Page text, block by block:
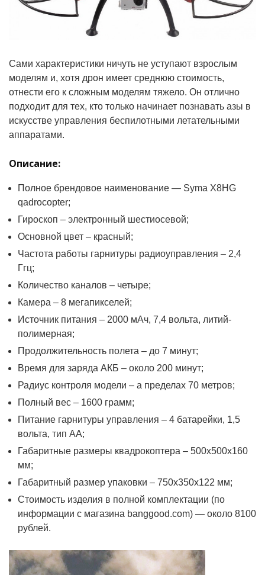
Сами характеристики ничуть не уступают взрослым
моделям и, хотя дрон имеет среднюю стоимость,
отнести его к сложным моделям тяжело. Он отлично
подходит для тех, кто только начинает познавать азы в
искусстве управления беспилотными летательными
аппаратами.
Описание:
Полное брендовое наименование — Syma X8HG
qadrocopter;
Гироскоп – электронный шестиосевой;
Основной цвет – красный;
Частота работы гарнитуры радиоуправления – 2,4
Ггц;
Количество каналов – четыре;
Камера – 8 мегапикселей;
Источник питания – 2000 мАч, 7,4 вольта, литий-
полимерная;
Продолжительность полета – до 7 минут;
Время для заряда АКБ – около 200 минут;
Радиус контроля модели – а пределах 70 метров;
Полный вес – 1600 грамм;
Питание гарнитуры управления – 4 батарейки, 1,5
вольта, тип АА;
Габаритные размеры квадрокоптера – 500х500х160
мм;
Габаритный размер упаковки – 750х350х122 мм;
Стоимость изделия в полной комплектации (по
информации с магазина banggood.com) — около 8100
рублей.